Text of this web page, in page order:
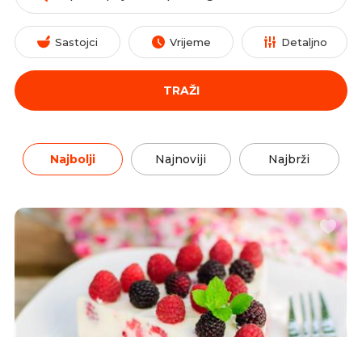
Sastojci Vrijeme Detaljno
TRAŽI
Najbolji Najnoviji Najbrži